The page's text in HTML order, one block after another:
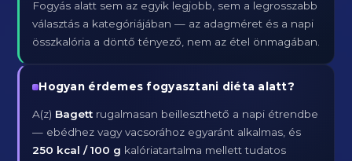
Fogyás alatt sem az egyik legjobb, sem a legrosszabb
választás a kategóriájában — az adagméret és a napi
összkalória a döntő tényező, nem az étel önmagában.
Hogyan érdemes fogyasztani diéta alatt?
A(z) Bagett rugalmasan beilleszthető a napi étrendbe
— ebédhez vagy vacsorához egyaránt alkalmas, és
250 kcal / 100 g kalóriatartalma mellett tudatos